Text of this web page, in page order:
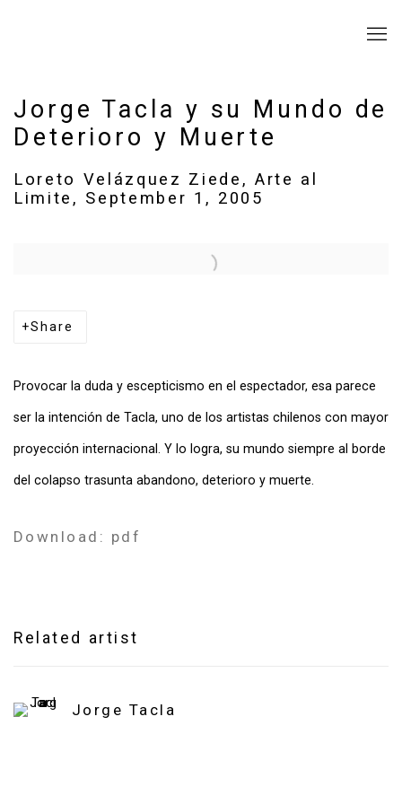
Jorge Tacla y su Mundo de
Deterioro y Muerte
Loreto Velázquez Ziede, Arte al
Limite, September 1, 2005
Open a larger version of the following image in a popup:
Share
Provocar la duda y escepticismo en el espectador, esa parece
ser la intención de Tacla, uno de los artistas chilenos con mayor
proyección internacional. Y lo logra, su mundo siempre al borde
del colapso trasunta abandono, deterioro y muerte.
Download: pdf
Related artist
Jorge Tacla